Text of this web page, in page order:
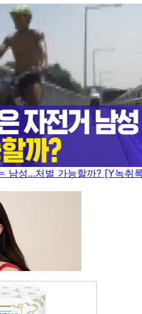
남성...처벌 가능할까? [Y녹취